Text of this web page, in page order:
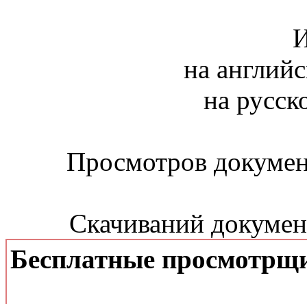
на
на
Просмотров
Скачиваний
Бесплатные